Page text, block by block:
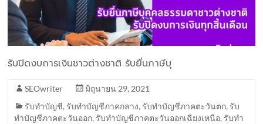
รับปิดงบการเงินชาวต่างชาติ รับยื่นภาษีบุ
SEOwriter
มิถุนายน 29, 2021
รับทำบัญชี, รับทำบัญชีภาคกลาง, รับทำบัญชีภาคตะวันตก, รับ
ทำบัญชีภาคตะวันออก, รับทำบัญชีภาคตะวันออกเฉียงเหนือ, รับทำ